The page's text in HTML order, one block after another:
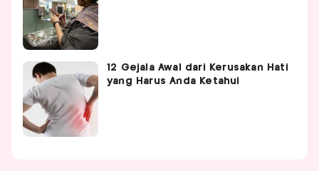
12 Gejala Awal dari Kerusakan Hati
yang Harus Anda Ketahui